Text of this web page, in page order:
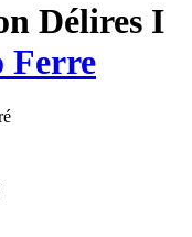
Délires I
Ferre